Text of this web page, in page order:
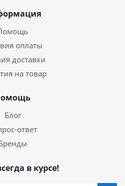
оплаты
доставки
на товар
Блог
ответ
в курсе!